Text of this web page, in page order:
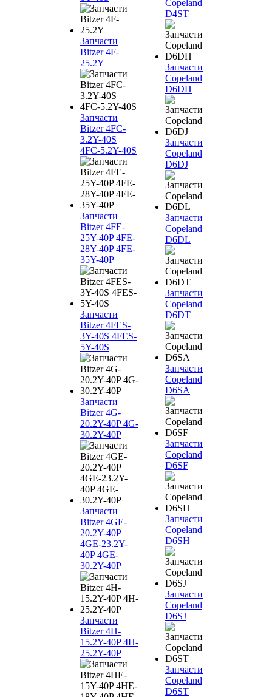
Запчасти
Bitzer 4F-
25.2Y
Запчасти
Bitzer 4FC-
3.2Y-40S
4FC-5.2Y-40S
Запчасти
Bitzer 4FE-
25Y-40P 4FE-
28Y-40P 4FE-
35Y-40P
Запчасти
Bitzer 4FES-
3Y-40S 4FES-
5Y-40S
Запчасти
Bitzer 4G-
20.2Y-40P 4G-
30.2Y-40P
Запчасти
Bitzer 4GE-
20.2Y-40P
4GE-23.2Y-
40P 4GE-
30.2Y-40P
Запчасти
Bitzer 4H-
15.2Y-40P 4H-
25.2Y-40P
Copeland
D4ST
Запчасти
Copeland
D6DH
Запчасти
Copeland
D6DJ
Запчасти
Copeland
D6DL
Запчасти
Copeland
D6DT
Запчасти
Copeland
D6SA
Запчасти
Copeland
D6SF
Запчасти
Copeland
D6SH
Запчасти
Copeland
D6SJ
Запчасти
Copeland
D6ST